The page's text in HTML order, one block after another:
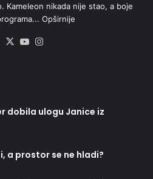
Kameleon nikada nije stao, a boje
Opširnije
Facebook
X YouTube
dobila ulogu Janice iz
a prostor se ne hladi?